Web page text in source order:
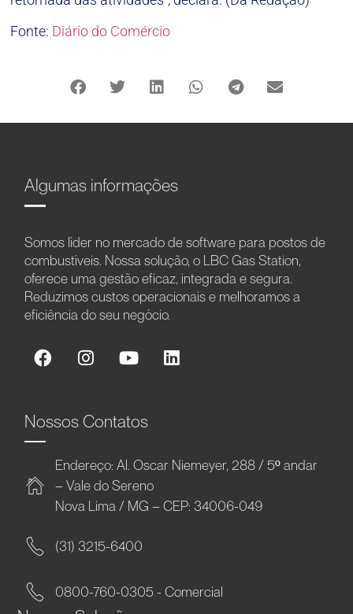
Fonte: Diário do Comércio
Algumas informações
Somos líder no mercado de software para postos de
combustíveis. Nossa solução, o LBC Gas Station,
oferece uma gestão eficaz, integrada e segura.
Reduzimos custos operacionais e melhoramos a
eficiência do seu negócio.
Nossos Contatos
Endereço: Al. Oscar Niemeyer, 288 / 5º andar
– Vale do Sereno
Nova Lima / MG – CEP: 34006-049
(31) 3215-6400
0800-760-0305 - Comercial